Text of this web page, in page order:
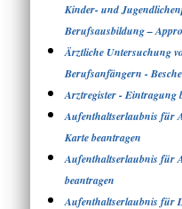
Kinder- und
Berufsausbildung –
Ärztliche Untersuchung
Berufsanfängern -
Arztregister - Eintragung
Aufenthaltserlaubnis für
Karte beantragen
Aufenthaltserlaubnis für
beantragen
Aufenthaltserlaubnis für